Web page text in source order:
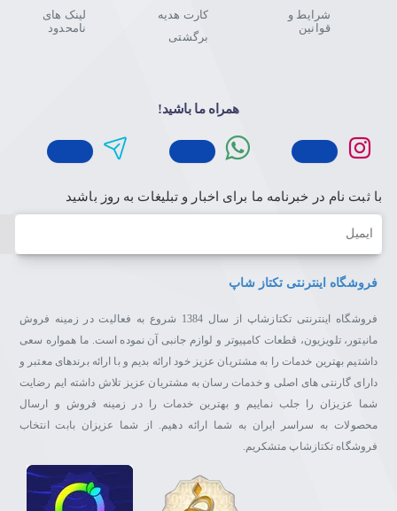
شرایط و
قوانین
کارت هدیه
برگشتی
لینک های
نامحدود
همراه ما باشید!
با ثبت نام در خبرنامه ما برای اخبار و تبلیغات به روز باشید
ایمیل
فروشگاه اینترنتی تکتاز شاپ
فروشگاه اینترنتی تکتازشاپ از سال 1384 شروع به فعالیت در زمینه فروش
مانیتور، تلویزیون، قطعات کامپیوتر و لوازم جانبی آن نموده است. ما همواره سعی
داشتیم بهترین خدمات را به مشتریان عزیز خود ارائه بدیم و با ارائه برندهای معتبر و
دارای گارنتی های اصلی و خدمات رسان به مشتریان عزیز تلاش داشته ایم رضایت
شما عزیزان را جلب نماییم و بهترین خدمات را در زمینه فروش و ارسال
محصولات به سراسر ایران به شما ارائه دهیم. از شما عزیزان بابت انتخاب
فروشگاه تکتازشاپ متشکریم.